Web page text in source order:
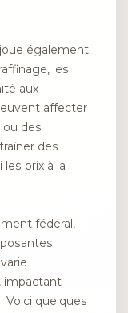
joue également
les
aux
affecter
des
des
prix à la
fédéral,
impactant
Voici quelques